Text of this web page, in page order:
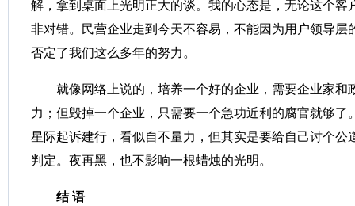
解，拿到桌面上光明正大的谈。我的心态是，无论这个客
非对错。民营企业走到今天不容易，不能因为用户领导层
否定了我们这么多年的努力。
就像网络上说的，培养一个好的企业，需要企业家和
力；但毁掉一个企业，只需要一个急功近利的腐官就够了
星际起诉建行，看似自不量力，但其实是要给自己讨个公
判定。夜再黑，也不影响一根蜡烛的光明。
结 语